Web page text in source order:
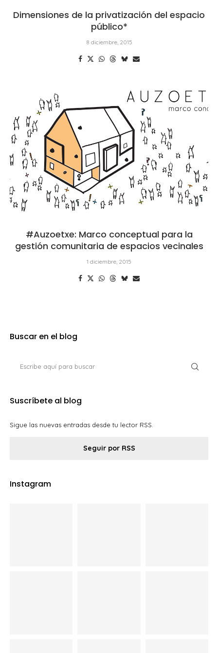
Dimensiones de la privatización del espacio
público*
8 diciembre, 2015
#Auzoetxe: Marco conceptual para la
gestión comunitaria de espacios vecinales
1 diciembre, 2015
Buscar en el blog
Suscríbete al blog
Sigue las nuevas entradas desde tu lector RSS.
Seguir por RSS
Instagram